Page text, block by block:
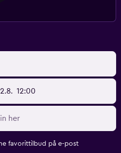
12:00
favorittilbud på e-post